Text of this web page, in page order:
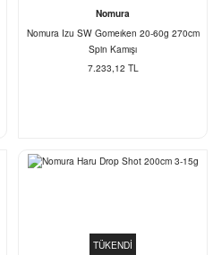
Nomura
Nomura Izu SW Gomeıken 20-60g 270cm
Spin Kamışı
7.233,12 TL
TÜKENDİ